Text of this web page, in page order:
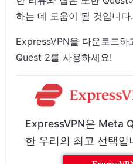
하는 데 도움이 될 것입니다.
ExpressVPN을 다운로드
Quest 2를 사용하세요!
ExpressVPN은 Meta
한 우리의 최고 선택입